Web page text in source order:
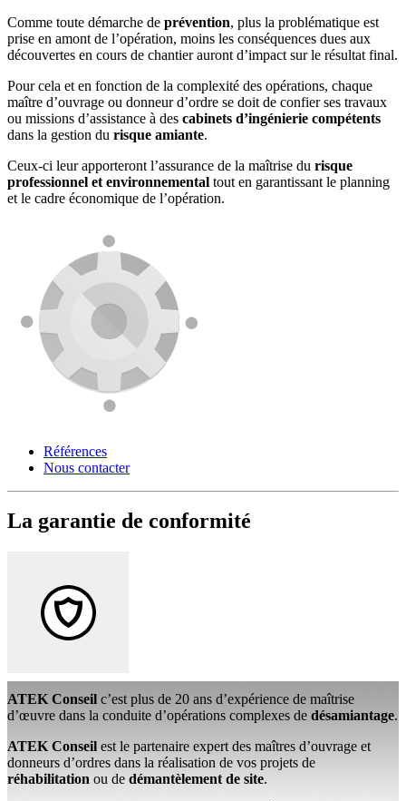
Comme toute démarche de prévention, plus la problématique est
prise en amont de l’opération, moins les conséquences dues aux
découvertes en cours de chantier auront d’impact sur le résultat final.
Pour cela et en fonction de la complexité des opérations, chaque
maître d’ouvrage ou donneur d’ordre se doit de confier ses travaux
ou missions d’assistance à des cabinets d’ingénierie compétents
dans la gestion du risque amiante.
Ceux-ci leur apporteront l’assurance de la maîtrise du risque
professionnel et environnemental tout en garantissant le planning
et le cadre économique de l’opération.
Références
Nous contacter
La garantie de conformité
ATEK Conseil c’est plus de 20 ans d’expérience de maîtrise
d’œuvre dans la conduite d’opérations complexes de désamiantage.
ATEK Conseil est le partenaire expert des maîtres d’ouvrage et
donneurs d’ordres dans la réalisation de vos projets de
réhabilitation ou de démantèlement de site.